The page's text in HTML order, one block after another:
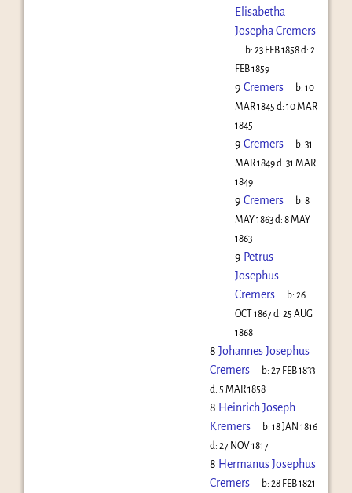
Elisabetha
Josepha Cremers
b:23 FEB 1858d:2
FEB 1859
9 Cremers b:10
MAR 1845 d: 10 MAR
1845
9 Cremers b:31
MAR 1849d: 31 MAR
1849
9 Cremers b:8
MAY 1863d: 8 MAY
1863
9 Petrus
Josephus
Cremers
b:26
OCT 1867d: 25 AUG
1868
8 Johannes Josephus
Cremers
b:27 FEB 1833
d: 5 MAR 1858
8 Heinrich Joseph
Kremers
b:18 JAN 1816
d: 27 NOV 1817
8 Hermanus Josephus
Cremers
b:28 FEB 1821